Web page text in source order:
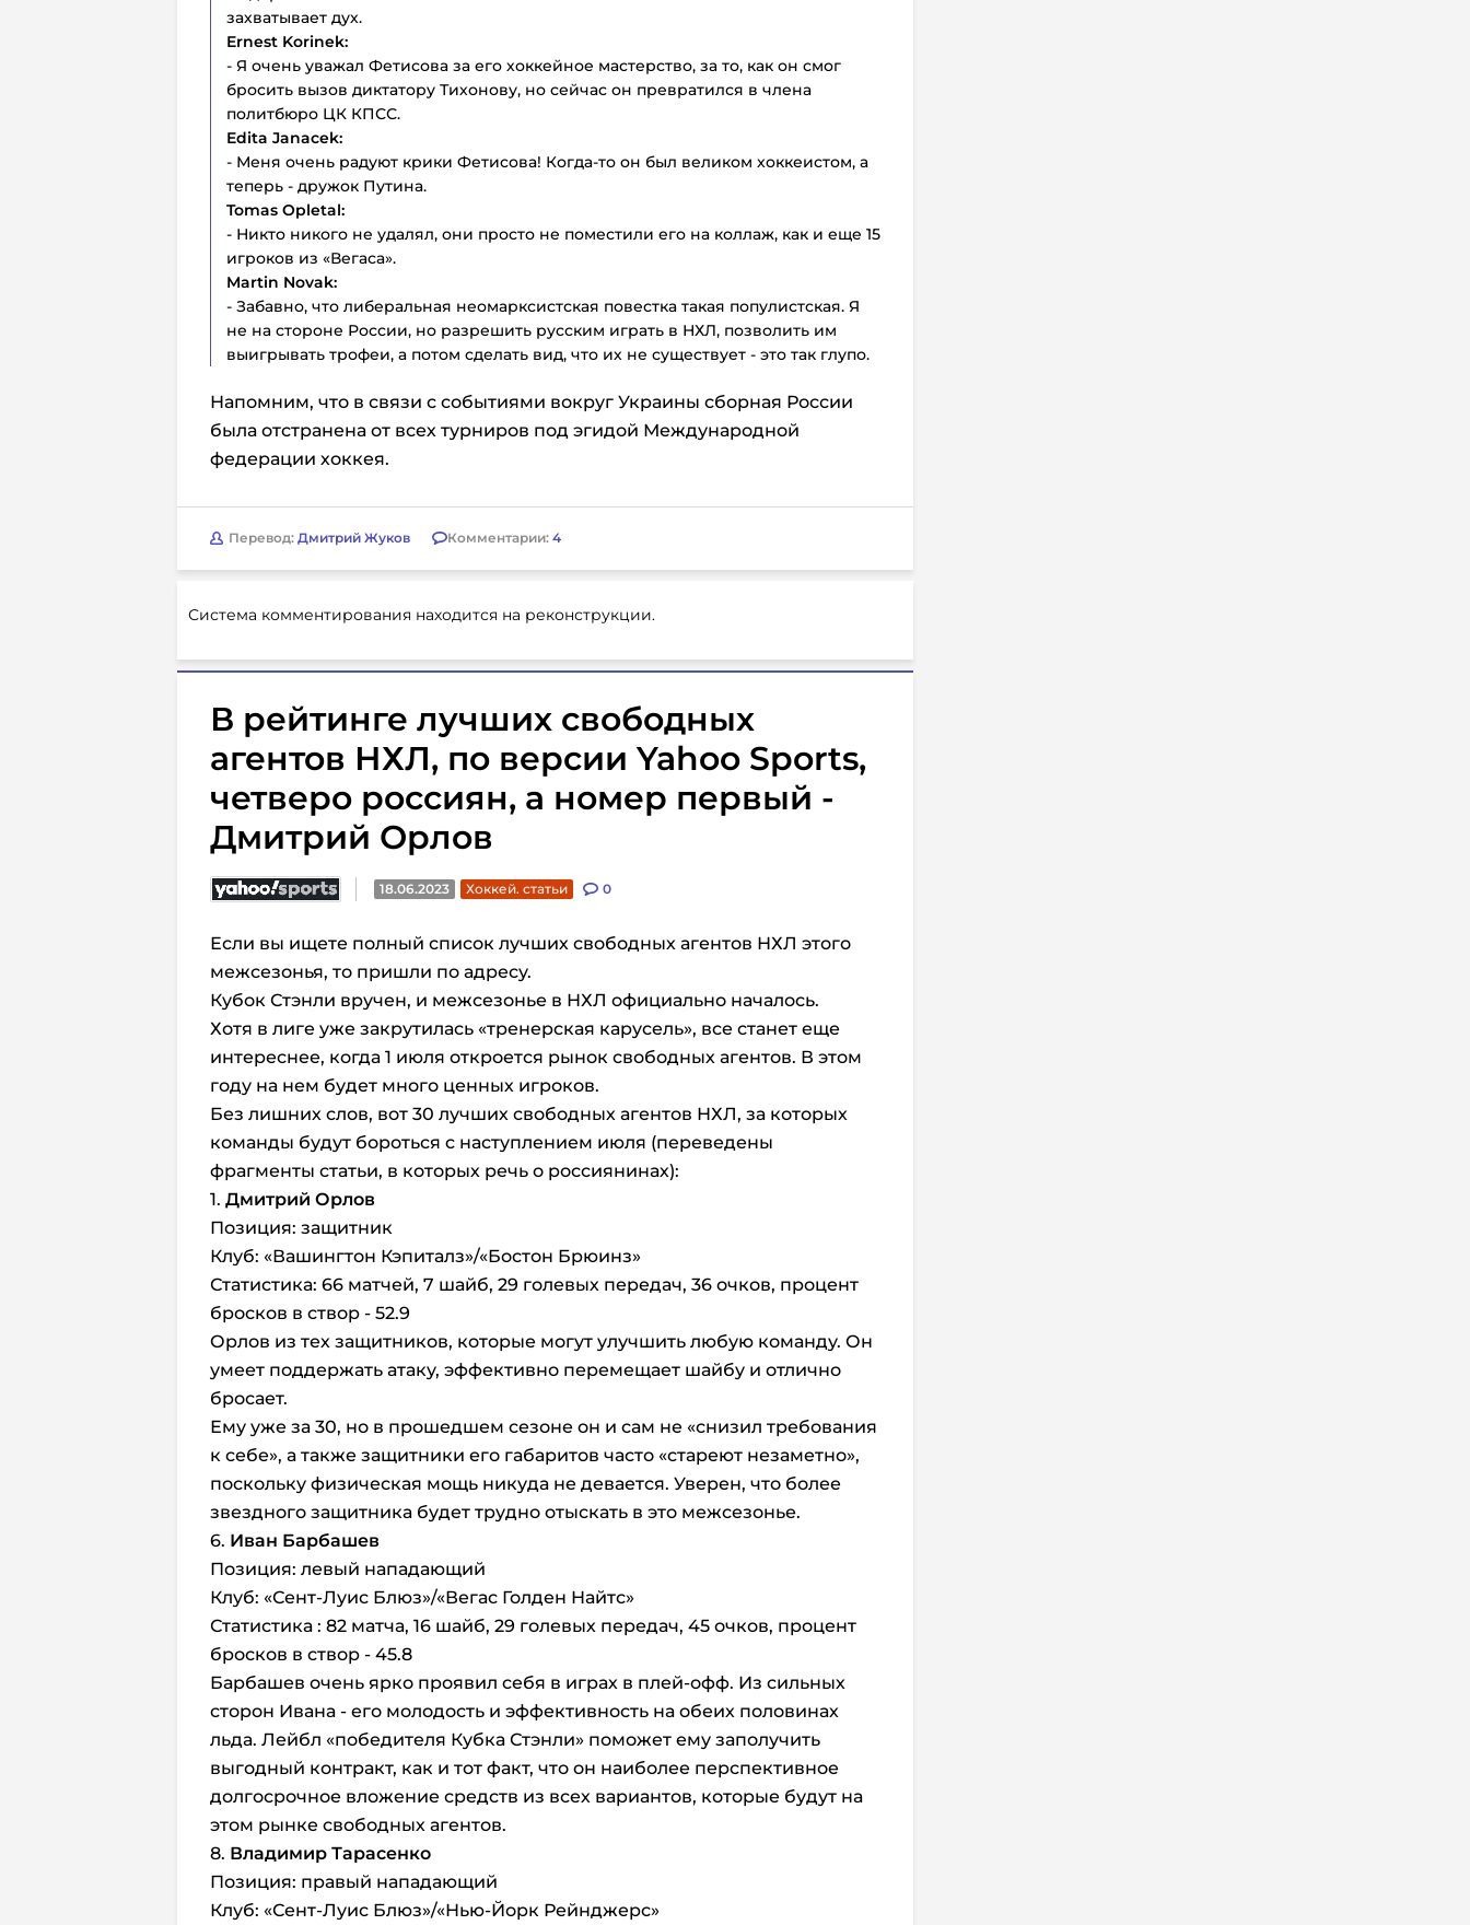
захватывает дух.
Ernest Korinek:
- Я очень уважал Фетисова за его хоккейное мастерство, за то, как он смог
бросить вызов диктатору Тихонову, но сейчас он превратился в члена
политбюро ЦК КПСС.
Edita Janacek:
- Меня очень радуют крики Фетисова! Когда-то он был великом хоккеистом, а
теперь - дружок Путина.
Tomas Opletal:
- Никто никого не удалял, они просто не поместили его на коллаж, как и еще 15
игроков из «Вегаса».
Martin Novak:
- Забавно, что либеральная неомарксистская повестка такая популистская. Я
не на стороне России, но разрешить русским играть в НХЛ, позволить им
выигрывать трофеи, а потом сделать вид, что их не существует - это так глупо.
Напомним, что в связи с событиями вокруг Украины сборная России
была отстранена от всех турниров под эгидой Международной
федерации хоккея.
Перевод: Дмитрий Жуков Комментарии: 4
Система комментирования находится на реконструкции.
В рейтинге лучших свободных
агентов НХЛ, по версии Yahoo Sports,
четверо россиян, а номер первый -
Дмитрий Орлов
18.06.2023 Хоккей. статьи 0
Если вы ищете полный список лучших свободных агентов НХЛ этого
межсезонья, то пришли по адресу.
Кубок Стэнли вручен, и межсезонье в НХЛ официально началось.
Хотя в лиге уже закрутилась «тренерская карусель», все станет еще
интереснее, когда 1 июля откроется рынок свободных агентов. В этом
году на нем будет много ценных игроков.
Без лишних слов, вот 30 лучших свободных агентов НХЛ, за которых
команды будут бороться c наступлением июля (переведены
фрагменты статьи, в которых речь о россиянинах):
1. Дмитрий Орлов
Позиция: защитник
Клуб: «Вашингтон Кэпиталз»/«Бостон Брюинз»
Статистика: 66 матчей, 7 шайб, 29 голевых передач, 36 очков, процент
бросков в створ - 52.9
Орлов из тех защитников, которые могут улучшить любую команду. Он
умеет поддержать атаку, эффективно перемещает шайбу и отлично
бросает.
Ему уже за 30, но в прошедшем сезоне он и сам не «снизил требования
к себе», а также защитники его габаритов часто «стареют незаметно»,
поскольку физическая мощь никуда не девается. Уверен, что более
звездного защитника будет трудно отыскать в это межсезонье.
6. Иван Барбашев
Позиция: левый нападающий
Клуб: «Сент-Луис Блюз»/«Вегас Голден Найтс»
Статистика : 82 матча, 16 шайб, 29 голевых передач, 45 очков, процент
бросков в створ - 45.8
Барбашев очень ярко проявил себя в играх в плей-офф. Из сильных
сторон Ивана - его молодость и эффективность на обеих половинах
льда. Лейбл «победителя Кубка Стэнли» поможет ему заполучить
выгодный контракт, как и тот факт, что он наиболее перспективное
долгосрочное вложение средств из всех вариантов, которые будут на
этом рынке свободных агентов.
8. Владимир Тарасенко
Позиция: правый нападающий
Клуб: «Сент-Луис Блюз»/«Нью-Йорк Рейнджерс»